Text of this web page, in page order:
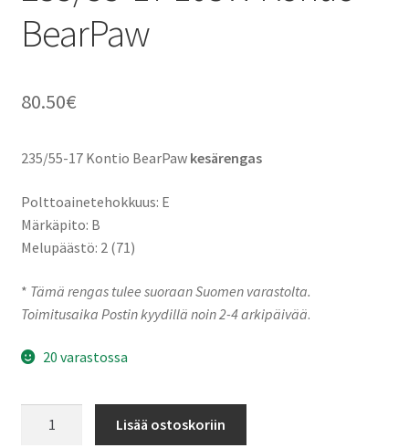
BearPaw
80.50€
235/55-17 Kontio BearPaw kesärengas
Polttoainetehokkuus: E
Märkäpito: B
Melupäästö: 2 (71)
* Tämä rengas tulee suoraan Suomen varastolta.
Toimitusaika Postin kyydillä noin 2-4 arkipäivää.
20 varastossa
Lisää ostoskoriin